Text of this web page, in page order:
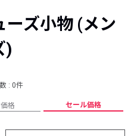
ーズ小物 (メン
)
: 0件
格 セール価格